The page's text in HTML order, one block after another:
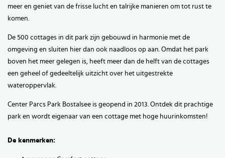
meer en geniet van de frisse lucht en talrijke manieren om tot rust te
komen.
De 500 cottages in dit park zijn gebouwd in harmonie met de
omgeving en sluiten hier dan ook naadloos op aan. Omdat het park
boven het meer gelegen is, heeft meer dan de helft van de cottages
een geheel of gedeeltelijk uitzicht over het uitgestrekte
wateroppervlak.
Center Parcs Park Bostalsee is geopend in 2013. Ontdek dit prachtige
park en wordt eigenaar van een cottage met hoge huurinkomsten!
De kenmerken: